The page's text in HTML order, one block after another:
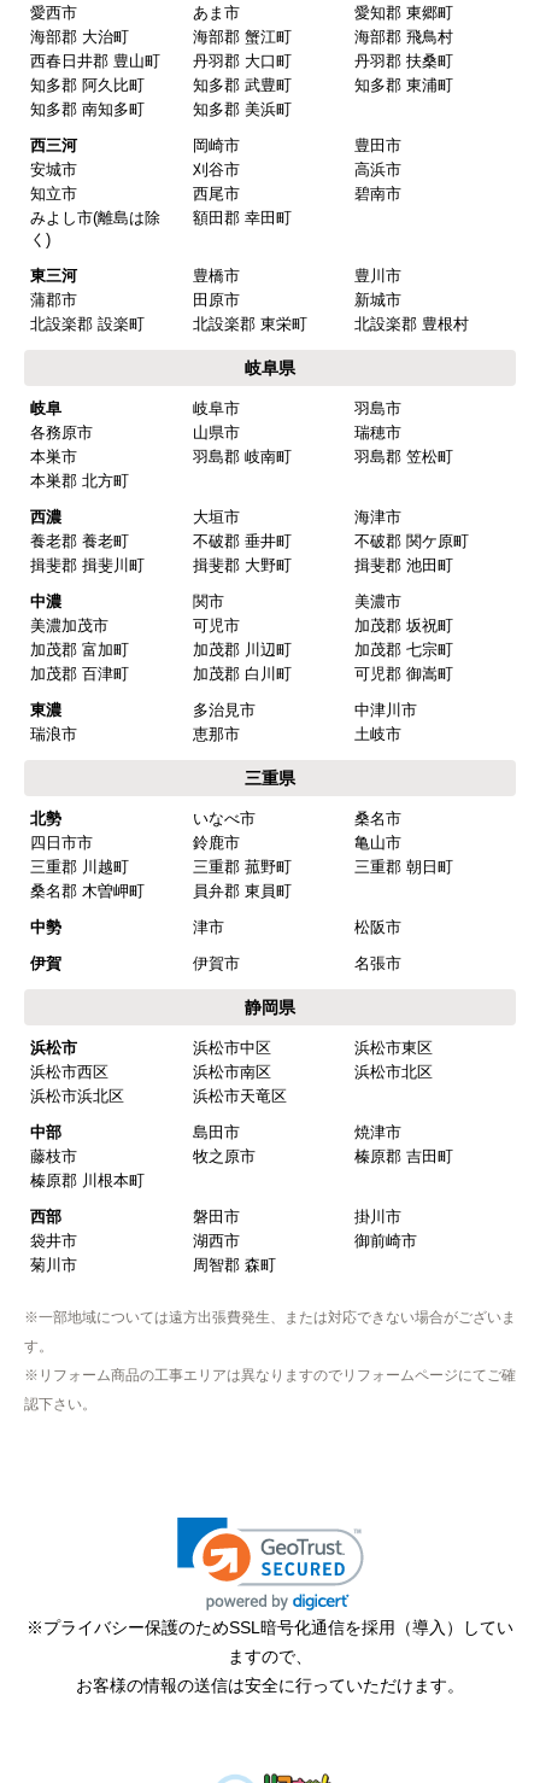
愛西市
あま市
愛知郡 東郷町
海部郡 大治町
海部郡 蟹江町
海部郡 飛鳥村
西春日井郡 豊山町
丹羽郡 大口町
丹羽郡 扶桑町
知多郡 阿久比町
知多郡 武豊町
知多郡 東浦町
知多郡 南知多町
知多郡 美浜町
西三河
岡崎市
豊田市
安城市
刈谷市
高浜市
知立市
西尾市
碧南市
みよし市(離島は除
く)
額田郡 幸田町
東三河 豊橋市
豊川市
蒲郡市
田原市
新城市
北設楽郡 設楽町
北設楽郡 東栄町 北設楽郡 豊根村
岐阜県
岐阜 岐阜市
羽島市
各務原市
山県市
瑞穂市
本巣市
羽島郡 岐南町
羽島郡 笠松町
本巣郡 北方町
西濃
大垣市
海津市
養老郡 養老町
不破郡 垂井町
不破郡 関ケ原町
揖斐郡 揖斐川町
揖斐郡 大野町
揖斐郡 池田町
中濃
関市
美濃市
美濃加茂市
可児市
加茂郡 坂祝町
加茂郡 富加町
加茂郡 川辺町
加茂郡 七宗町
加茂郡 百津町
加茂郡 白川町
可児郡 御嵩町
東濃
多治見市
中津川市
瑞浪市
恵那市 土岐市
三重県
北勢 いなべ市
桑名市
四日市市
鈴鹿市
亀山市
三重郡 川越町
三重郡 菰野町
三重郡 朝日町
桑名郡 木曽岬町
員弁郡 東員町
中勢
津市
松阪市
伊賀
伊賀市 名張市
静岡県
浜松市 浜松市中区
浜松市東区
浜松市西区
浜松市南区
浜松市北区
浜松市浜北区
浜松市天竜区
中部
島田市
焼津市
藤枝市
牧之原市
榛原郡 吉田町
榛原郡 川根本町
西部
磐田市
掛川市
袋井市
湖西市
御前崎市
菊川市
周智郡 森町
※一部地域については遠方出張費発生、または対応できない場合がございま
す。
※リフォーム商品の工事エリアは異なりますのでリフォームページにてご確
認下さい。
※プライバシー保護のためSSL暗号化通信を採用（導入）してい
ますので、
お客様の情報の送信は安全に行っていただけます。